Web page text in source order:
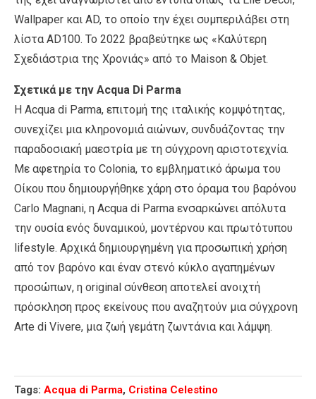
Wallpaper και AD, το οποίο την έχει συμπεριλάβει στη
λίστα AD100. Το 2022 βραβεύτηκε ως «Καλύτερη
Σχεδιάστρια της Χρονιάς» από το Maison & Objet.
Σχετικά με την Acqua Di Parma
Η Acqua di Parma, επιτομή της ιταλικής κομψότητας,
συνεχίζει μια κληρονομιά αιώνων, συνδυάζοντας την
παραδοσιακή μαεστρία με τη σύγχρονη αριστοτεχνία.
Με αφετηρία το Colonia, το εμβληματικό άρωμα του
Οίκου που δημιουργήθηκε χάρη στο όραμα του βαρόνου
Carlo Magnani, η Acqua di Parma ενσαρκώνει απόλυτα
την ουσία ενός δυναμικού, μοντέρνου και πρωτότυπου
lifestyle. Αρχικά δημιουργημένη για προσωπική χρήση
από τον βαρόνο και έναν στενό κύκλο αγαπημένων
προσώπων, η original σύνθεση αποτελεί ανοιχτή
πρόσκληση προς εκείνους που αναζητούν μια σύγχρονη
Arte di Vivere, μια ζωή γεμάτη ζωντάνια και λάμψη.
Tags: Acqua di Parma, Cristina Celestino